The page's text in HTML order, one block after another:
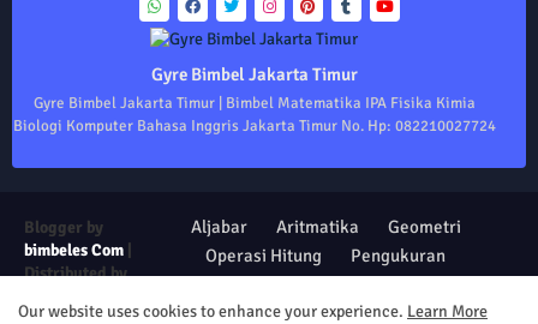
Gyre Bimbel Jakarta Timur
Gyre Bimbel Jakarta Timur | Bimbel Matematika IPA Fisika Kimia
Biologi Komputer Bahasa Inggris Jakarta Timur No. Hp: 082210027724
Blogger by
bimbeles Com
Distributed by
Aljabar Aritmatika
Geometri
Operasi Hitung
Pengukuran
Our website uses cookies to enhance your experience. Learn More